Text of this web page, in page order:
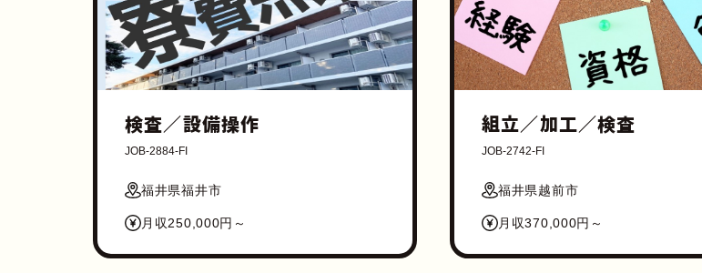
検査／設備操作
JOB-2884-FI
福井県福井市
月収250,000円～
組立／加工／検査
JOB-2742-FI
福井県越前市
月収370,000円～